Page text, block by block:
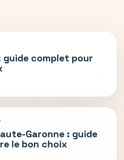
guide complet pour
Garonne : guide
le bon choix